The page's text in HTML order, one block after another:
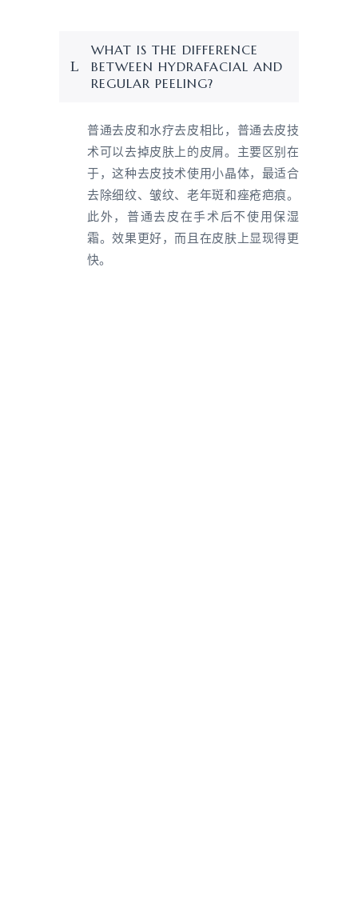
WHAT IS THE DIFFERENCE
BETWEEN HYDRAFACIAL AND
REGULAR PEELING?
普通去皮和水疗去皮相比，普通去皮技
术可以去掉皮肤上的皮屑。主要区别在
于，这种去皮技术使用小晶体，最适合
去除细纹、皱纹、老年斑和痤疮疤痕。
此外，普通去皮在手术后不使用保湿
霜。效果更好，而且在皮肤上显现得更
快。